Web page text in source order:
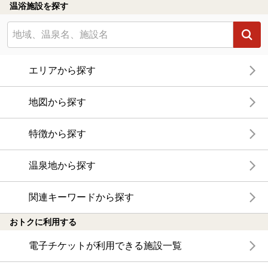
温浴施設を探す
エリアから探す
地図から探す
特徴から探す
温泉地から探す
関連キーワードから探す
おトクに利用する
電子チケットが利用できる施設一覧